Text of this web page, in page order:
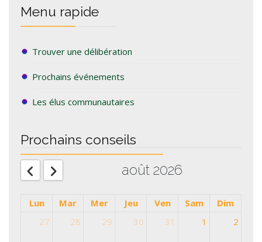
Menu rapide
Trouver une délibération
Prochains événements
Les élus communautaires
Prochains conseils
août 2026
Lun Mar Mer Jeu Ven Sam
Dim
27
28 29 30 31 1 2